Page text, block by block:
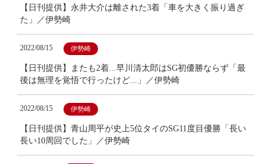
【日刊提供】永井大介は離された3着「車を大きく振り過ぎ
た」／伊勢崎
2022/08/15 伊勢崎
【日刊提供】またも2着...早川清太郎はSG初優勝ならず「最
後は無理を覚悟で行ったけど...」／伊勢崎
2022/08/15 伊勢崎
【日刊提供】青山周平が史上5位タイのSG11度目優勝「長い
長い10周回でした」／伊勢崎